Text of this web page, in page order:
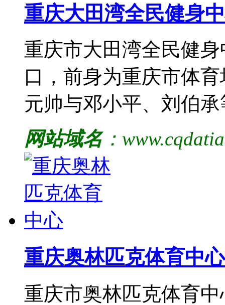
重庆大田湾全民健身
重庆市大田湾全民健
口，前身为重庆市体
元帅与邓小平、刘伯
网站域名：
重庆奥林匹克体育中心
重庆市奥林匹克体育